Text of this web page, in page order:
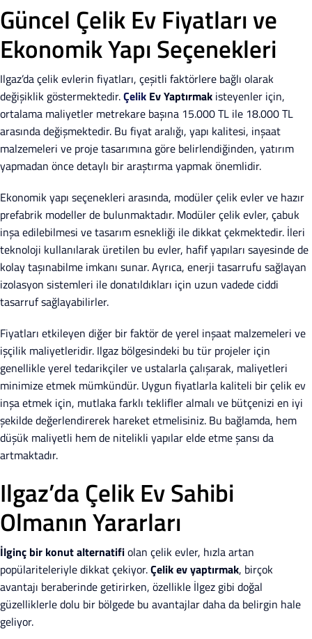
Güncel Çelik Ev Fiyatları ve
Ekonomik Yapı Seçenekleri
Ilgaz’da çelik evlerin fiyatları, çeşitli faktörlere bağlı olarak
değişiklik göstermektedir.Çelik Ev Yaptırmak isteyenler için,
ortalama maliyetler metrekare başına 15.000 TL ile 18.000 TL
arasında değişmektedir. Bu fiyat aralığı, yapı kalitesi, inşaat
malzemeleri ve proje tasarımına göre belirlendiğinden, yatırım
yapmadan önce detaylı bir araştırma yapmak önemlidir.
Ekonomik yapı seçenekleri arasında, modüler çelik evler ve hazır
prefabrik modeller de bulunmaktadır. Modüler çelik evler, çabuk
inşa edilebilmesi ve tasarım esnekliği ile dikkat çekmektedir. İleri
teknoloji kullanılarak üretilen bu evler, hafif yapıları sayesinde de
kolay taşınabilme imkanı sunar. Ayrıca, enerji tasarrufu sağlayan
izolasyon sistemleri ile donatıldıkları için uzun vadede ciddi
tasarruf sağlayabilirler.
Fiyatları etkileyen diğer bir faktör de yerel inşaat malzemeleri ve
işçilik maliyetleridir. Ilgaz bölgesindeki bu tür projeler için
genellikle yerel tedarikçiler ve ustalarla çalışarak, maliyetleri
minimize etmek mümkündür. Uygun fiyatlarla kaliteli bir çelik ev
inşa etmek için, mutlaka farklı teklifler almalı ve bütçenizi en iyi
şekilde değerlendirerek hareket etmelisiniz. Bu bağlamda, hem
düşük maliyetli hem de nitelikli yapılar elde etme şansı da
artmaktadır.
Ilgaz’da Çelik Ev Sahibi
Olmanın Yararları
İlginç bir konut alternatifiolan çelik evler, hızla artan
popülariteleriyle dikkat çekiyor.Çelik ev yaptırmak, birçok
avantajı beraberinde getirirken, özellikle İlgez gibi doğal
güzelliklerle dolu bir bölgede bu avantajlar daha da belirgin hale
geliyor.